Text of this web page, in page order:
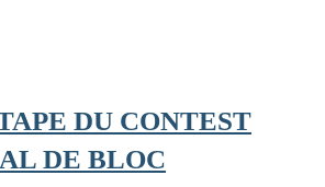
DU CONTEST
DE BLOC